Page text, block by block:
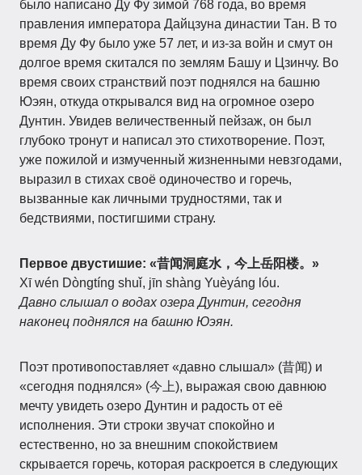
было написано Ду Фу зимой 768 года, во время
правления императора Дайцзуна династии Тан. В то
время Ду Фу было уже 57 лет, и из-за войн и смут он
долгое время скитался по землям Башу и Цзинчу. Во
время своих странствий поэт поднялся на башню
Юэян, откуда открывался вид на огромное озеро
Дунтин. Увидев величественный пейзаж, он был
глубоко тронут и написал это стихотворение. Поэт,
уже пожилой и измученный жизненными невзгодами,
выразил в стихах своё одиночество и горечь,
вызванные как личными трудностями, так и
бедствиями, постигшими страну.
Первое двустишие: «昔闻洞庭水，今上岳阳楼。»
Xī wén Dòngtíng shuǐ, jīn shàng Yuèyáng lóu.
Давно слышал о водах озера Дунтин, сегодня
наконец поднялся на башню Юэян.
Поэт противопоставляет «давно слышал» (昔闻) и
«сегодня поднялся» (今上), выражая свою давнюю
мечту увидеть озеро Дунтин и радость от её
исполнения. Эти строки звучат спокойно и
естественно, но за внешним спокойствием
скрывается горечь, которая раскроется в следующих